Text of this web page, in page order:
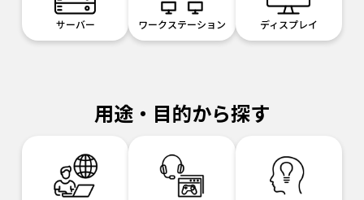
サーバー ワークステーション ディスプレイ
用途・目的から探す